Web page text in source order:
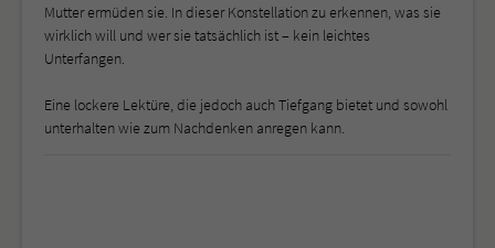
Mutter ermüden sie. In dieser Konstellation zu erkennen, was sie
wirklich will und wer sie tatsächlich ist – kein leichtes
Unterfangen.
Eine lockere Lektüre, die jedoch auch Tiefgang bietet und sowohl
unterhalten wie zum Nachdenken anregen kann.